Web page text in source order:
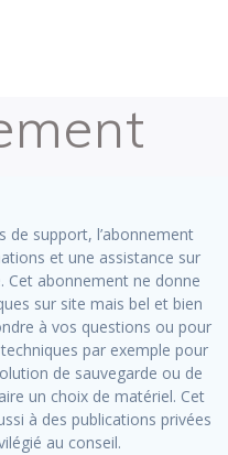
support, l’abonnement
et une assistance sur
abonnement ne donne
sur site mais bel et bien
à vos questions ou pour
par exemple pour
de sauvegarde ou de
un choix de matériel. Cet
à des publications privées
au conseil.